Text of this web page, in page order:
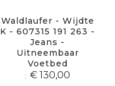
Waldlaufer - Wijdte
K - 607315 191 263 -
Jeans -
Uitneembaar
Voetbed
€ 130,00